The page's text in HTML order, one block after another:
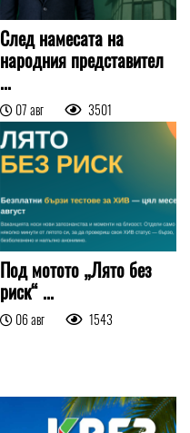
След намесата на
народния представител
...
07 авг 3501
Под мотото „Лято без
риск“ ...
06 авг 1543